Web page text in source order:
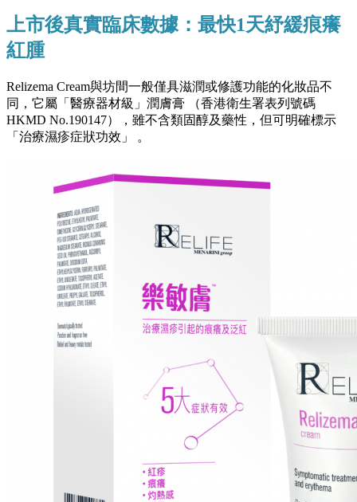
上市後真實臨床數據：最快1天紓緩痕癢
紅腫
Relizema Cream與坊間一般僅具滋潤或修護功能的化妝品不
同，它屬「醫療器材級」潤膚膏 （香港衛生署表列號碼
HKMD No.190147），雖不含類固醇及藥性，但可明確標示
「治療濕疹症狀功效」 。